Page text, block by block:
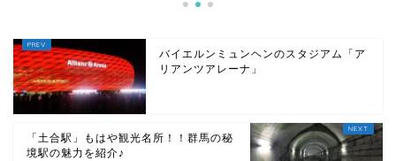
バイエルンミュンヘンのスタジアム「ア
リアンツアレーナ」
「土合駅」もはや観光名所！！群馬の秘
境駅の魅力を紹介♪